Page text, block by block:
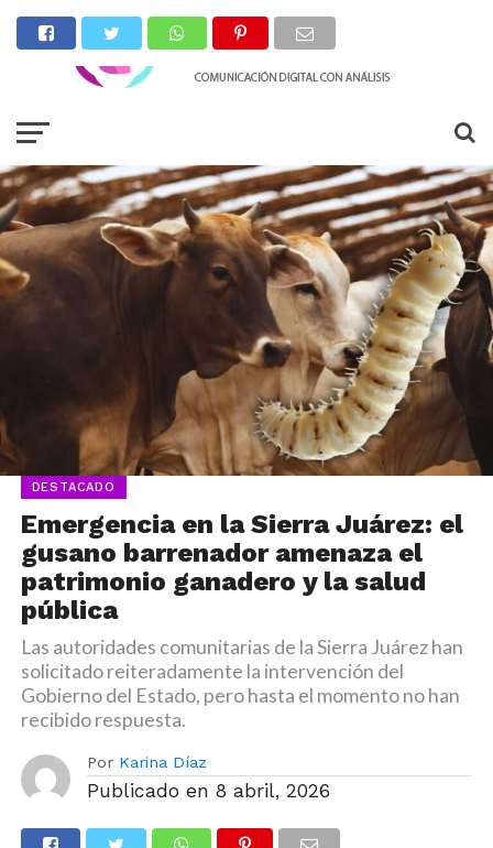
DESTACADO
Emergencia en la Sierra Juárez: el
gusano barrenador amenaza el
patrimonio ganadero y la salud
pública
Las autoridades comunitarias de la Sierra Juárez han
solicitado reiteradamente la intervención del
Gobierno del Estado, pero hasta el momento no han
recibido respuesta.
Por Karina Díaz
Publicado en 8 abril, 2026